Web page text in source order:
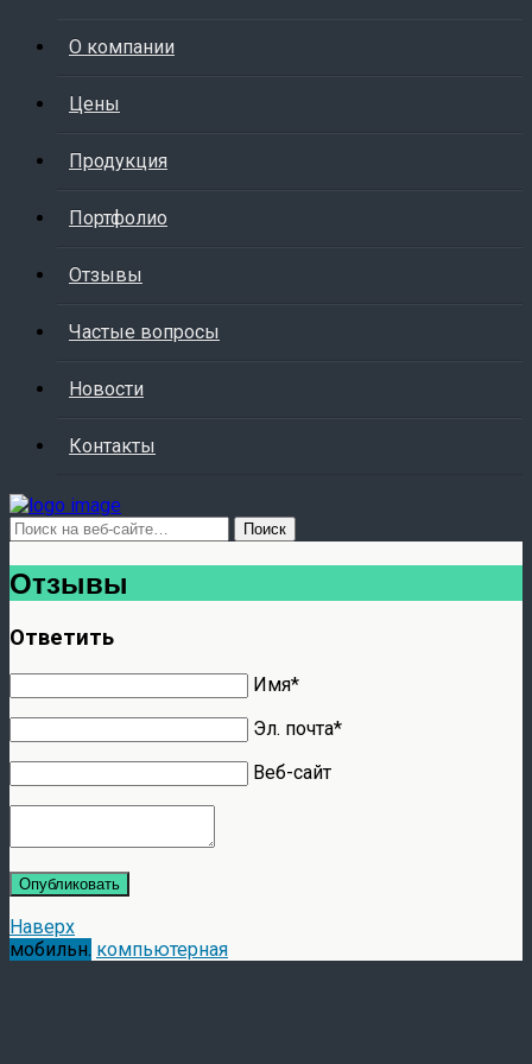
О компании
Цены
Продукция
Портфолио
Отзывы
Частые вопросы
Новости
Контакты
Отзывы
Ответить
Имя*
Эл. почта*
Веб-сайт
Опубликовать
Наверх
мобильн. компьютерная